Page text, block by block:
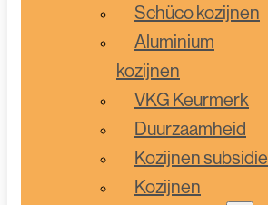
Schüco kozijnen
Aluminium
kozijnen
VKG Keurmerk
Duurzaamheid
Kozijnen subsidie
Kozijnen